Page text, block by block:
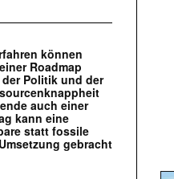
können
Roadmap
Politik und der
auch einer
kann eine
statt fossile
gebracht